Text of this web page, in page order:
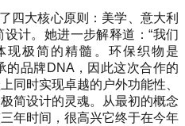
四大核心原则：美学、意大利
计。她进一步解释道：“我们
现极简的精髓。环保织物是
的品牌DNA，因此这次合作的
同时实现卓越的户外功能性、
简设计的灵魂。从最初的概念
年时间，很高兴它终于在今年